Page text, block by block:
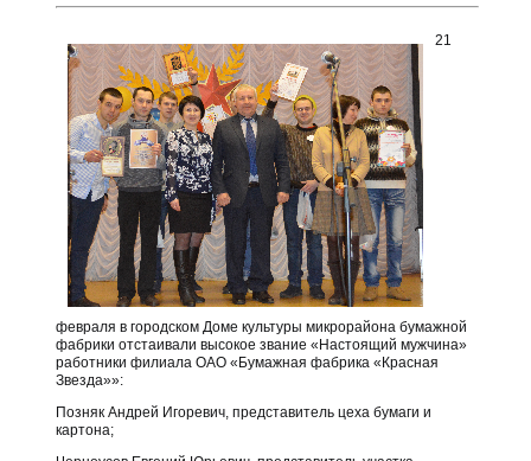
21
февраля в городском Доме культуры микрорайона бумажной
фабрики отстаивали высокое звание «Настоящий мужчина»
работники филиала ОАО «Бумажная фабрика «Красная
Звезда»»:
Позняк Андрей Игоревич, представитель цеха бумаги и
картона;